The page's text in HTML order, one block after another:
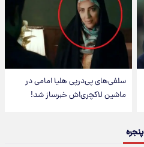
سلفی‌های پی‌درپی هلیا امامی در
ماشین لاکچری‌اش خبرساز شد!
پنجره